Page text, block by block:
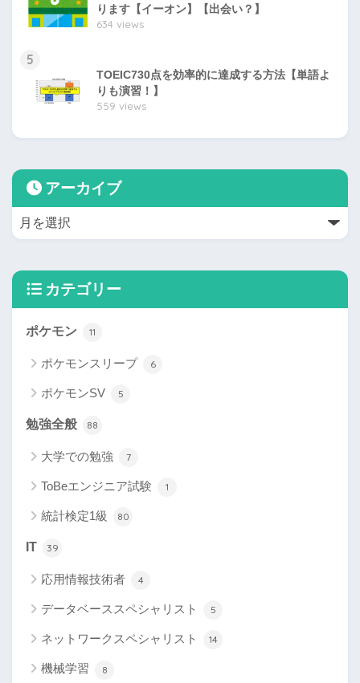
ります【イーオン】【出会い？】
634 views
5
TOEIC730点を効率的に達成する方法【単語よ
りも演習！】
559 views
アーカイブ
カテゴリー
ポケモン 11
ポケモンスリープ 6
ポケモンSV 5
勉強全般 88
大学での勉強 7
ToBeエンジニア試験 1
統計検定1級 80
IT 39
応用情報技術者 4
データベーススペシャリスト 5
ネットワークスペシャリスト 14
機械学習 8